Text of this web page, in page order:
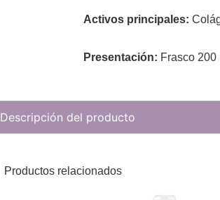
Activos principales:
Presentación: Frasco 200
Descripción del producto
Productos relacionados